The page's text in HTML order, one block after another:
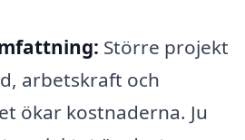
Större projekt
arbetskraft och
ökar kostnaderna. Ju